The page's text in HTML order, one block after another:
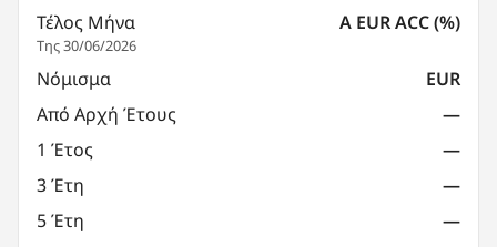
Τέλος Μήνα
Της 30/06/2026
A EUR ACC (%)
Νόμισμα
EUR
Από Αρχή Έτους
—
1 Έτος
—
3 Έτη
—
5 Έτη
—